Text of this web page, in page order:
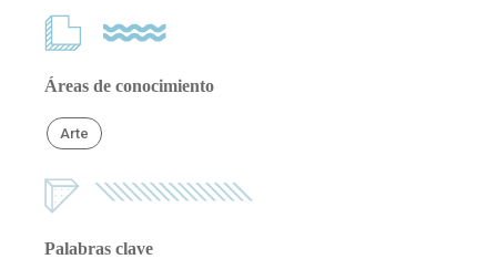
Áreas de conocimiento
Arte
Palabras clave